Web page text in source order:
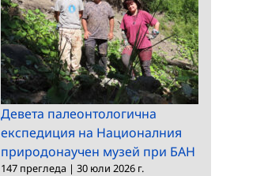
Девета палеонтологична
експедиция на Националния
природонаучен музей при БАН
147 прегледа | 30 юли 2026 г.